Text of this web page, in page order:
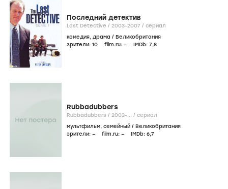
Последний детектив
Last Detective / 2003-2007 / сериал
комедия, драма / Великобритания
зрители: 10 film.ru: – IMDb: 7,8
Rubbadubbers
Rubbadubbers / 2003-... / сериал
мультфильм, семейный / Великобритания
зрители: – film.ru: – IMDb: 6,7